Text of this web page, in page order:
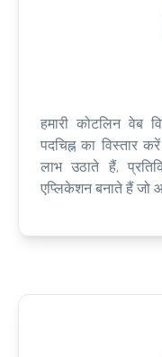
हमारी कोटलिन वेब
पदचिह्न का विस्तार
लाभ उठाते हैं,
एप्लिकेशन बनाते हैं जो